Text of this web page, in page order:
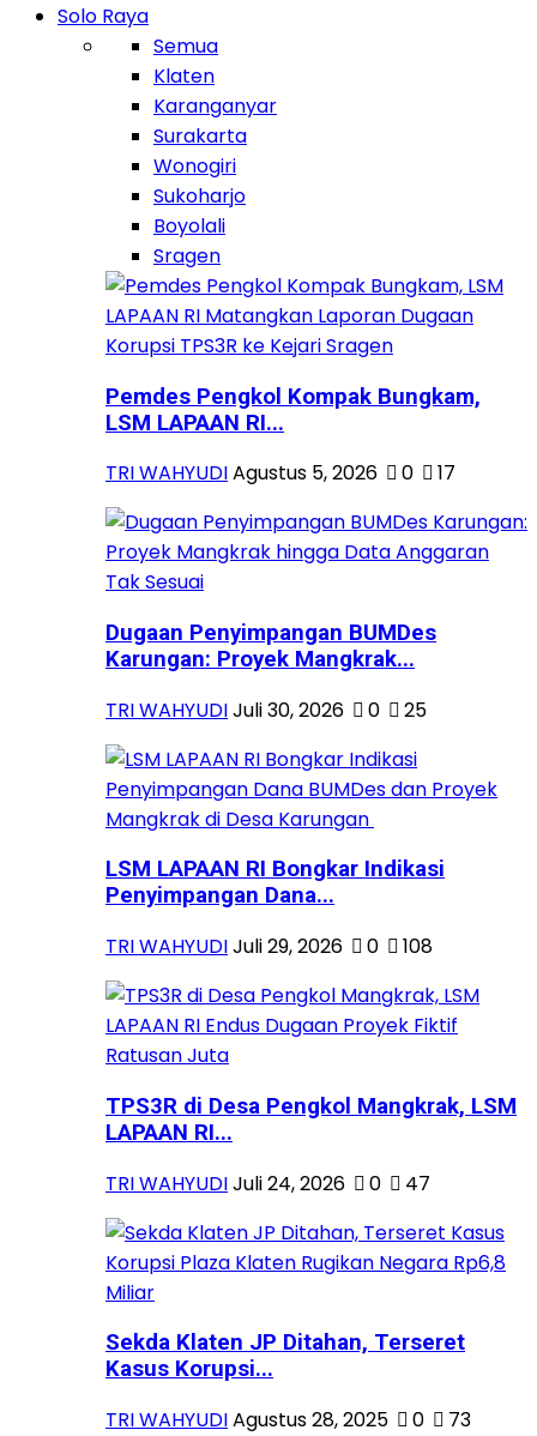
Solo Raya
Semua
Klaten
Karanganyar
Surakarta
Wonogiri
Sukoharjo
Boyolali
Sragen
Pemdes Pengkol Kompak Bungkam,
LSM LAPAAN RI...
TRI WAHYUDIAgustus 5, 2026 0 17
Dugaan Penyimpangan BUMDes
Karungan: Proyek Mangkrak...
TRI WAHYUDIJuli 30, 2026 0 25
LSM LAPAAN RI Bongkar Indikasi
Penyimpangan Dana...
TRI WAHYUDIJuli 29, 2026 0 108
TPS3R di Desa Pengkol Mangkrak, LSM
LAPAAN RI...
TRI WAHYUDIJuli 24, 2026 0 47
Sekda Klaten JP Ditahan, Terseret
Kasus Korupsi...
TRI WAHYUDIAgustus 28, 2025 0 73